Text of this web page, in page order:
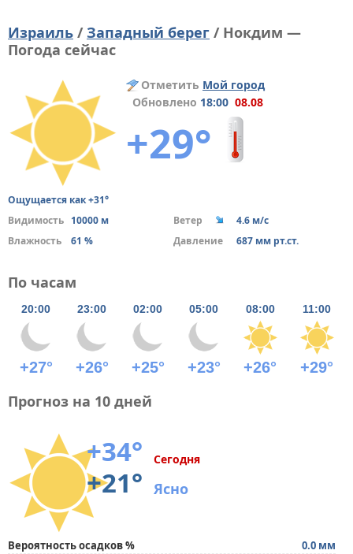
Израиль / Западный берег / Нокдим —
Погода сейчас
Отметить Мой город
Обновлено 18:00 08.08
+29°
Ощущается как +31°
Видимость 10000 м Ветер
4.6 м/с
Влажность
61 % Давление 687 мм рт.ст.
По часам
20:00 23:00 02:00 05:00 08:00 11:00
+27° +26° +25° +23° +26° +29°
Прогноз на 10 дней
+34°
+21°
Сегодня
Ясно
Вероятность осадков %
0.0 мм